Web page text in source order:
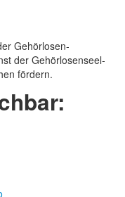
Gehör­losen­
der Gehör­losen­seel­
fördern.